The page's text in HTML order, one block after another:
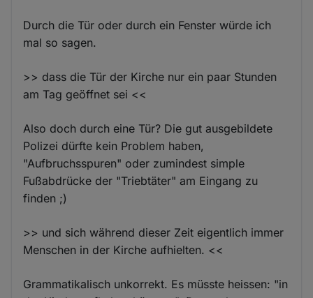
Durch die Tür oder durch ein Fenster würde ich
mal so sagen.
>> dass die Tür der Kirche nur ein paar Stunden
am Tag geöffnet sei <<
Also doch durch eine Tür? Die gut ausgebildete
Polizei dürfte kein Problem haben,
"Aufbruchsspuren" oder zumindest simple
Fußabdrücke der "Triebtäter" am Eingang zu
finden ;)
>> und sich während dieser Zeit eigentlich immer
Menschen in der Kirche aufhielten. <<
Grammatikalisch unkorrekt. Es müsste heissen: "in